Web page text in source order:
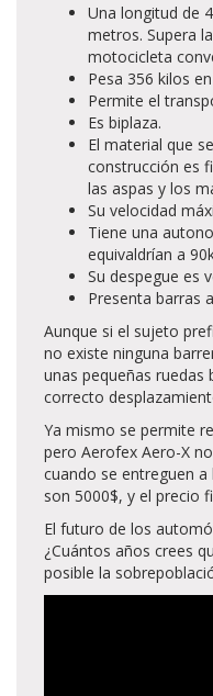
Una longitud de
metros. Supera
motocicleta
Pesa 356 kilos
Permite el
Es biplaza.
El material que
construcción es
las aspas y los
Su velocidad
Tiene una
equivaldrían a
Su despegue es
Presenta barras
Aunque si el sujeto
no existe ninguna
unas pequeñas ruedas
correcto
Ya mismo se permite
pero Aerofex Aero-X
cuando se entreguen a
son 5000$, y el precio
El futuro de los
¿Cuántos años crees
posible la